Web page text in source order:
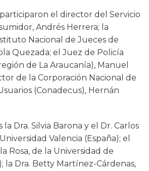
el director del Servicio
Andrés Herrera; la
Nacional de Jueces de
Quezada; el Juez de Policía
de La Araucanía), Manuel
de la Corporación Nacional de
(Conadecus), Hernán
la Dra. Silvia Barona y el Dr. Carlos
Valencia (España); el
Rosa, de la Universidad de
la Dra. Betty Martínez-Cárdenas,